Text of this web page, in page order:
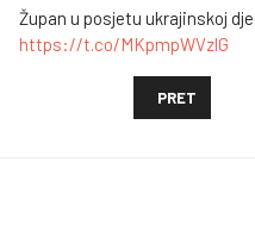
Župan u posjetu ukrajinskoj
https://t.co/MKpmpWVzlG
PRETHODNI
PRET